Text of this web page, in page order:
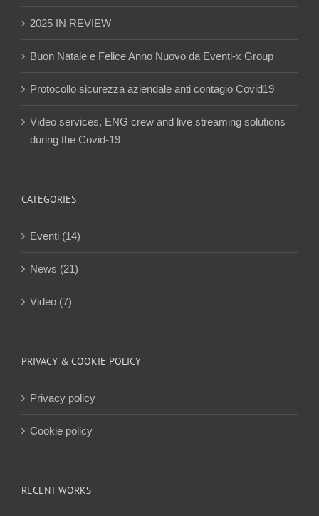
2025 IN REVIEW
Buon Natale e Felice Anno Nuovo da Eventi-x Group
Protocollo sicurezza aziendale anti contagio Covid19
Video services, ENG crew and live streaming solutions
during the Covid-19
CATEGORIES
Eventi (14)
News (21)
Video (7)
PRIVACY & COOKIE POLICY
Privacy policy
Cookie policy
RECENT WORKS